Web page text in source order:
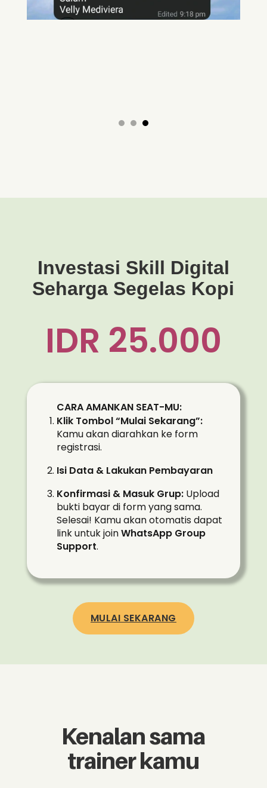
Investasi Skill Digital
Seharga Segelas Kopi
IDR 25.000
CARA AMANKAN SEAT-MU:
Klik Tombol “Mulai Sekarang”:
Kamu akan diarahkan ke form
registrasi.
Isi Data & Lakukan Pembayaran
Konfirmasi & Masuk Grup:Upload
bukti bayar di form yang sama.
Selesai! Kamu akan otomatis dapat
link untuk joinWhatsApp Group
Support.
MULAI SEKARANG
Kenalan sama
trainer kamu